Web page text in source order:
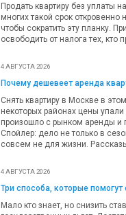
Продать квартиру без уплаты
многих такой срок
чтобы сократить эту планку.
освободить от налога тех, кто
4 АВГУСТА 2026
Почему дешевеет аренда
Снять квартиру в Москве в
некоторых районах цены
произошло с рынком аренды и
Спойлер: дело не только в
совсем не для жизни.
4 АВГУСТА 2026
Три способа, которые
Мало кто знает, но снизить